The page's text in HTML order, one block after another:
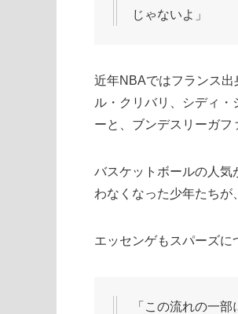
じゃないよ」
近年NBAではフランス
ル・クリバリ、シディ
ーと、ブンデスリーガフ
バスケットボールの人気
わなくなった少年たちが
エッセンゲもスパーズに
「この流れの一